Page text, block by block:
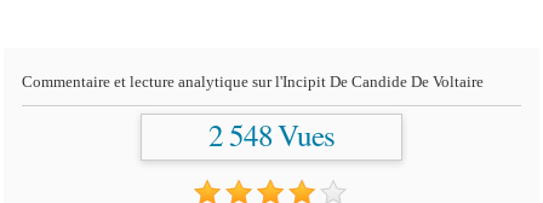
Commentaire et lecture analytique sur l'Incipit De Candide De Voltaire
2 548 Vues